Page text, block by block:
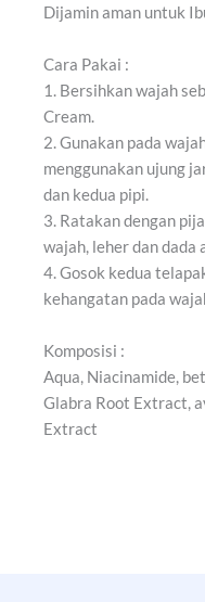
Dijamin aman untuk
Cara Pakai :
1. Bersihkan wajah
Cream.
2. Gunakan pada
menggunakan ujung
dan kedua pipi.
3. Ratakan dengan
wajah, leher dan dada
4. Gosok kedua
kehangatan pada
Komposisi :
Aqua, Niacinamide,
Glabra Root Extract,
Extract